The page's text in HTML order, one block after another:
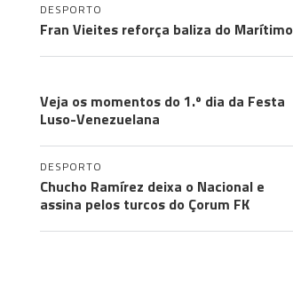
DESPORTO
Fran Vieites reforça baliza do Marítimo
Veja os momentos do 1.º dia da Festa
Luso-Venezuelana
DESPORTO
Chucho Ramírez deixa o Nacional e
assina pelos turcos do Çorum FK